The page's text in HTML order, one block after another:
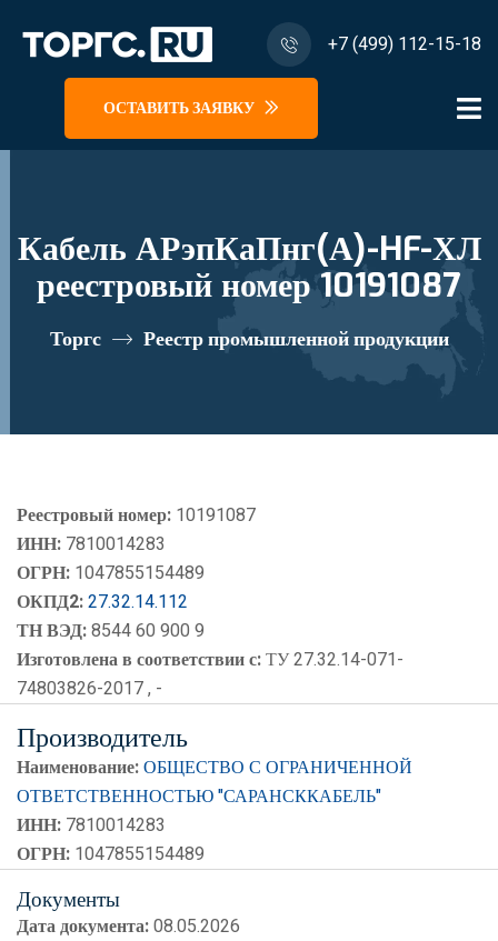
+7 (499) 112-15-18
ОСТАВИТЬ ЗАЯВКУ
Кабель АРэпКаПнг(А)-HF-ХЛ
реестровый номер 10191087
Торгс Реестр промышленной продукции
Реестровый номер: 10191087
ИНН: 7810014283
ОГРН: 1047855154489
ОКПД2:27.32.14.112
ТН ВЭД:8544 60 900 9
Изготовлена в соответствии с:ТУ 27.32.14-071-
74803826-2017 , -
Производитель
Наименование:ОБЩЕСТВО С ОГРАНИЧЕННОЙ
ОТВЕТСТВЕННОСТЬЮ "САРАНСККАБЕЛЬ"
ИНН: 7810014283
ОГРН: 1047855154489
Документы
Дата документа:08.05.2026